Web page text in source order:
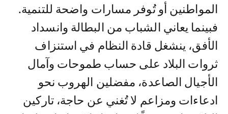
المواطنين أو تُوفر مسارات واضحة للتنمية.
فبينما يعاني الشباب من البطالة وانسداد
الأفق، ينشغل قادة النظام في استنزاف
ثروات البلاد على حساب طموحات وآمال
الأجيال الصاعدة، مفضلين الهروب نحو
ادعاءات ومزاعم لا تُغني عن حاجة، تاركين